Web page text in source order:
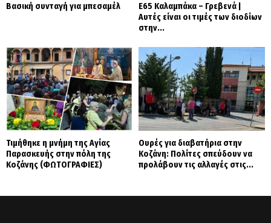
Βασική συνταγή για μπεσαμέλ
Ε65 Καλαμπάκα – Γρεβενά |
Αυτές είναι οι τιμές των διοδίων
στην...
Τιμήθηκε η μνήμη της Αγίας
Παρασκευής στην πόλη της
Κοζάνης (ΦΩΤΟΓΡΑΦΙΕΣ)
Ουρές για διαβατήρια στην
Κοζάνη: Πολίτες σπεύδουν να
προλάβουν τις αλλαγές στις...